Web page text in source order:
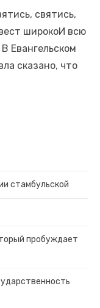
святись,
широкоИ всю
Евангельском
сказано, что
стамбульской
пробуждает